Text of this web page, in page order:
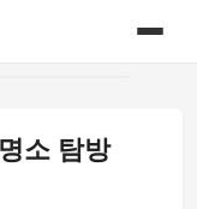
소 탐방